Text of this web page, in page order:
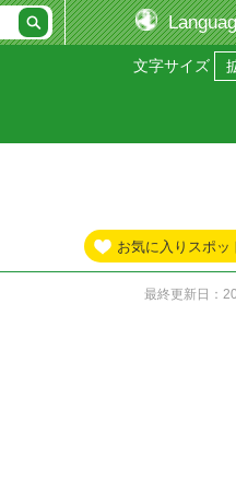
文字サイズ
お気に入りスポッ
最終更新日：